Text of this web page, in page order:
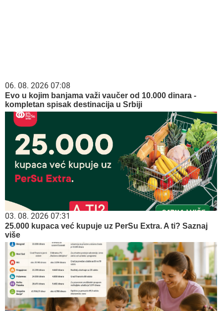
06. 08. 2026 07:08
Evo u kojim banjama važi vaučer od 10.000 dinara -
kompletan spisak destinacija u Srbiji
03. 08. 2026 07:31
25.000 kupaca već kupuje uz PerSu Extra. A ti? Saznaj
više